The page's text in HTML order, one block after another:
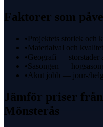
Faktorer som
• Projektets storlek och
• Materialval och
•Geografi — storstader
•Sasongen —
• Akut jobb — jour-/
Jämför priser från
Mönsterås